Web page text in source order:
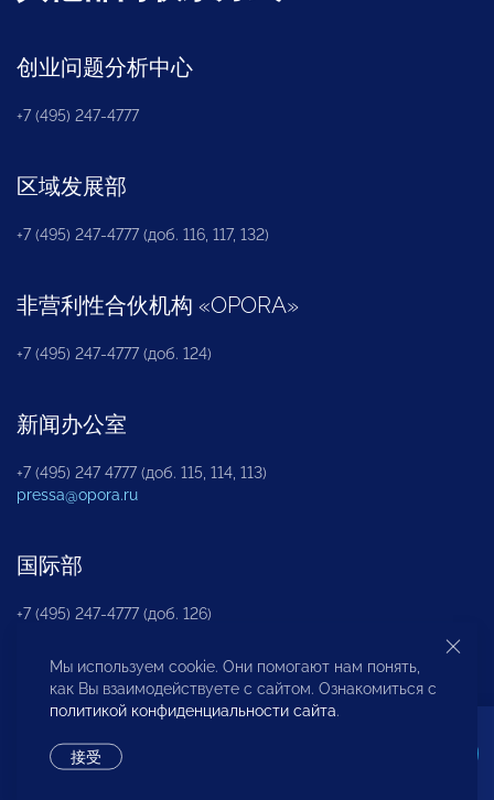
创业问题分析中心
+7 (495) 247-4777
区域发展部
+7 (495) 247-4777 (доб. 116, 117, 132)
非营利性合伙机构 «OPORA»
+7 (495) 247-4777 (доб. 124)
新闻办公室
+7 (495) 247 4777 (доб. 115, 114, 113)
pressa@opora.ru
国际部
+7 (495) 247-4777 (доб. 126)
商投权益保护部
Мы используем cookie. Они помогают нам понять,
как Вы взаимодействуете с сайтом. Ознакомиться с
политикой конфиденциальности сайта.
接受